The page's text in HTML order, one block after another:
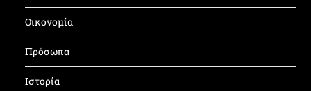
Οικονομία
Πρόσωπα
Ιστορία